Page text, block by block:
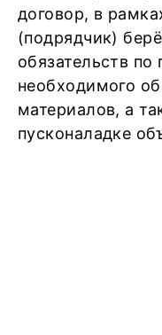
договор, в
(подрядчик)
обязательств
необходимого
материалов, а
пусконаладке